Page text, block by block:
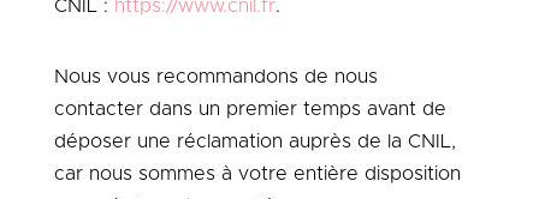
CNIL : https://www.cnil.fr.
Nous vous recommandons de nous
contacter dans un premier temps avant de
déposer une réclamation auprès de la CNIL,
car nous sommes à votre entière disposition